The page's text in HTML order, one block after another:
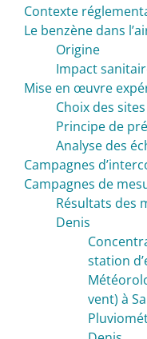
Contexte
Le benzène dans
Origine
Impact
Mise en œuvre
Choix des
Principe de
Analyse des
Campagnes
Campagnes de
Résultats des
Denis
station
vent) à